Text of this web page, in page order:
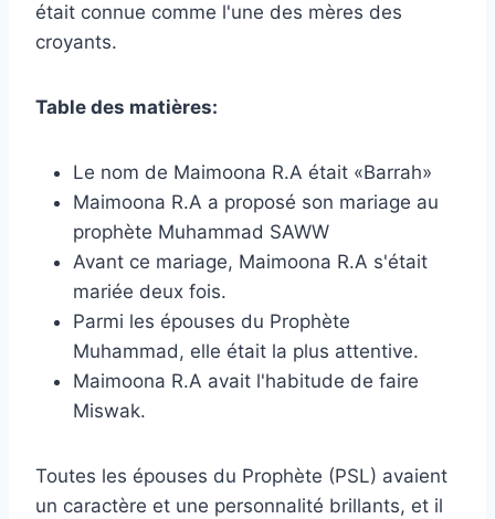
était connue comme l'une des mères des
croyants.
Table des matières:
Le nom de Maimoona R.A était «Barrah»
Maimoona R.A a proposé son mariage au
prophète Muhammad SAWW
Avant ce mariage, Maimoona R.A s'était
mariée deux fois.
Parmi les épouses du Prophète
Muhammad, elle était la plus attentive.
Maimoona R.A avait l'habitude de faire
Miswak.
Toutes les épouses du Prophète (PSL) avaient
un caractère et une personnalité brillants, et il